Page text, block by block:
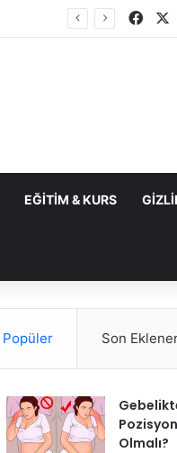
EĞITIM & KURS
Popüler Son
Olmalı?